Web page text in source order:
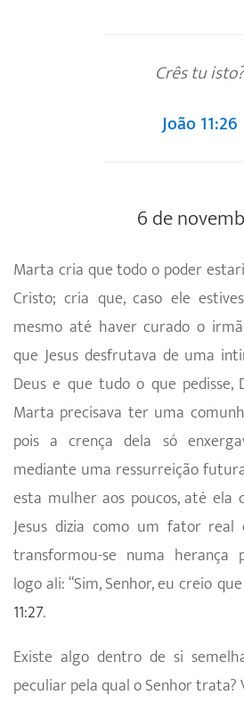
Crês tu isto?
João 11:26
6 de
Marta cria que todo o poder
Cristo; cria que, caso ele
mesmo até haver curado o
que Jesus desfrutava de uma
Deus e que tudo o que pedisse,
Marta precisava ter uma
pois a crença dela só
mediante uma ressurreição
esta mulher aos poucos, até ela
Jesus dizia como um fator real
transformou-se numa
logo ali: “Sim, Senhor, eu creio
11:27.
Existe algo dentro de si
peculiar pela qual o Senhor trata?